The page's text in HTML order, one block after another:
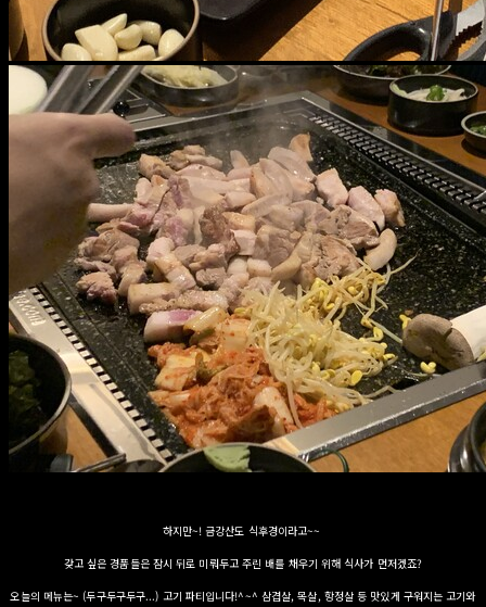
하지만~! 금강산도 식후경이라고~~
갖고 싶은 경품들은 잠시 뒤로 미뤄두고 주린 배를 채우기 위해 식사가 먼저겠죠?
오늘의 메뉴는~ (두구두구두구...) 고기 파티입니다!^~^ 삼겹살, 목살, 항정살 등 맛있게 구워지는 고기와